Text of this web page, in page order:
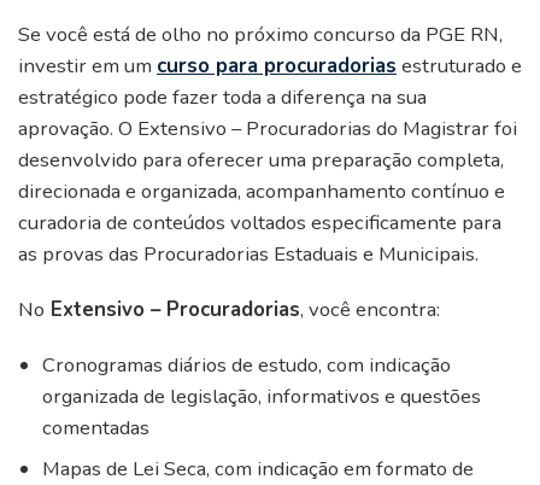
Se você está de olho no próximo concurso da PGE RN,
investir em um curso para procuradorias estruturado e
estratégico pode fazer toda a diferença na sua
aprovação. O Extensivo – Procuradorias do Magistrar foi
desenvolvido para oferecer uma preparação completa,
direcionada e organizada, acompanhamento contínuo e
curadoria de conteúdos voltados especificamente para
as provas das Procuradorias Estaduais e Municipais.
No Extensivo – Procuradorias, você encontra:
Cronogramas diários de estudo, com indicação
organizada de legislação, informativos e questões
comentadas
Mapas de Lei Seca, com indicação em formato de